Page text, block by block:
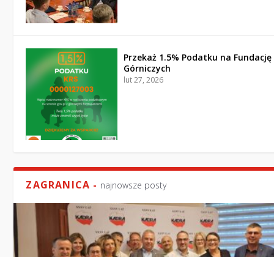
Przekaż 1.5% Podatku na
Górniczych
lut 27, 2026
ZAGRANICA - najnowsze posty